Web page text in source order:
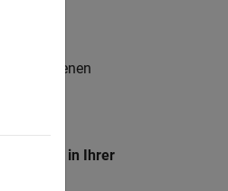
keine offenen
in Ihrer